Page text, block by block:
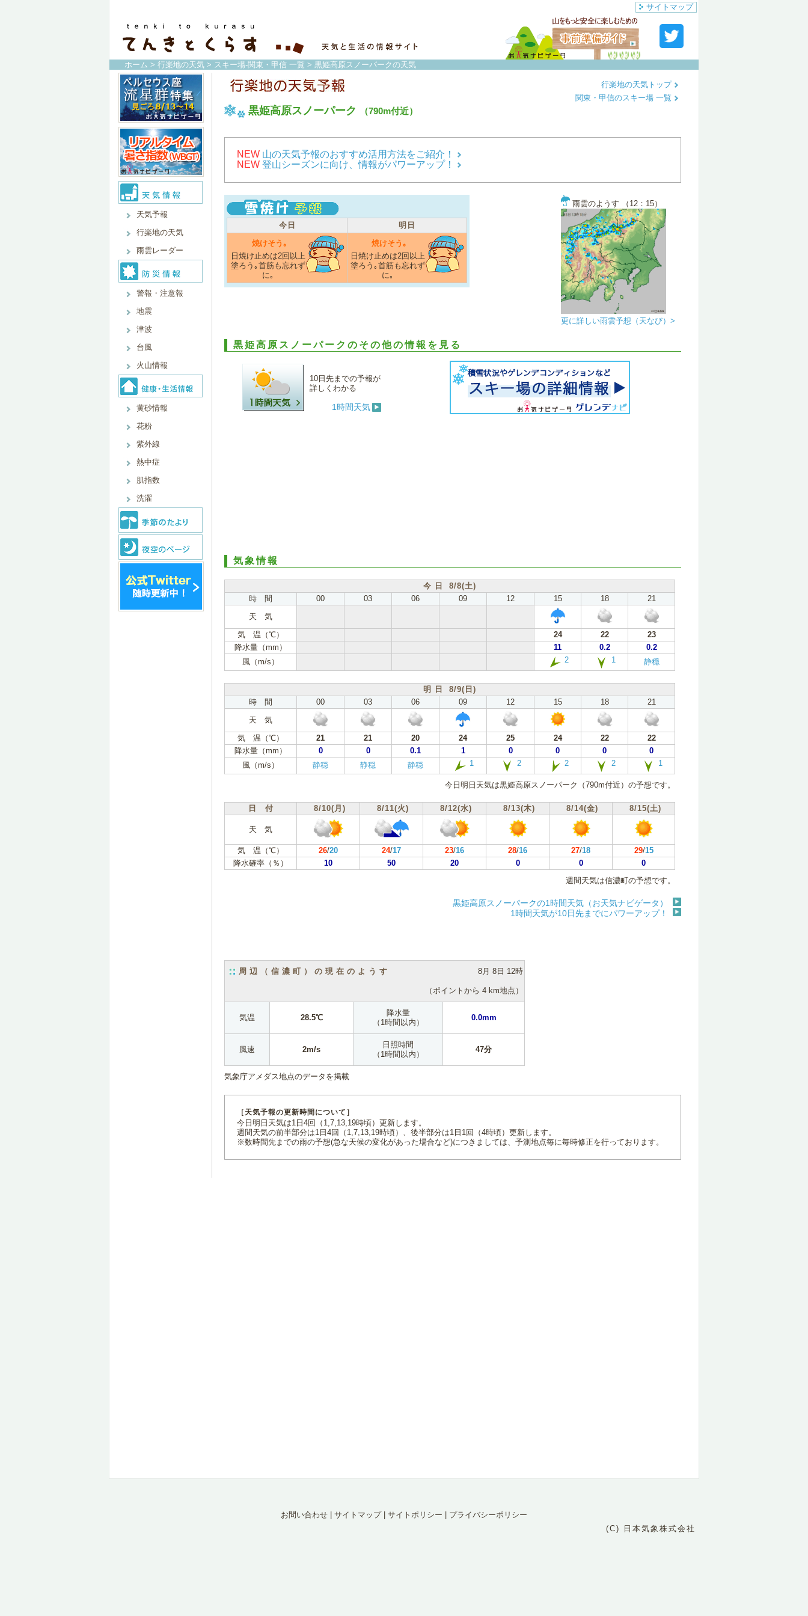
サイトマップ
ホーム > 行楽地の天気 > スキー場-関東・甲信 一覧 > 黒姫高原スノーパークの天気
天気予報
行楽地の天気
雨雲レーダー
警報・注意報
地震
津波
台風
火山情報
黄砂情報
花粉
紫外線
熱中症
肌指数
洗濯
黒姫高原スノーパーク （790m付近）
行楽地の天気トップ
関東・甲信のスキー場 一覧
NEW 山の天気予報のおすすめ活用方法をご紹介！
NEW 登山シーズンに向け、情報がパワーアップ！
今日
明日
焼けそう｡
日焼け止めは2回以上
塗ろう｡首筋も忘れず
に｡
焼けそう｡
日焼け止めは2回以上
塗ろう｡首筋も忘れず
に｡
雨雲のようす （12：15）
更に詳しい雨雲予想（天なび）>
黒姫高原スノーパークのその他の情報を見る
10日先までの予報が
詳しくわかる
1時間天気
気象情報
今 日 8/8(土)
時 間
00 03 06 09 12 15 18
21
天 気
気 温（℃）
24 22
23
降水量（mm）
11 0.2
0.2
風（m/s）
2 1 静穏
明 日 8/9(日)
時 間
00 03 06 09 12 15 18
21
天 気
気 温（℃）
21 21 20 24 25 24 22
22
降水量（mm）
0 0 0.1 1 0 0 0
0
風（m/s）
静穏 静穏 静穏 1 2 2 2 1
今日明日天気は黒姫高原スノーパーク（790m付近）の予想です。
日 付 8/10(月) 8/11(火) 8/12(水) 8/13(木) 8/14(金) 8/15(土)
天 気
気 温（℃） 26/20 24/17 23/16 28/16 27/18 29/15
降水確率（％）
10 50 20 0 0
0
週間天気は信濃町の予想です。
黒姫高原スノーパークの1時間天気（お天気ナビゲータ）
1時間天気が10日先までにパワーアップ！
周辺（信濃町）の現在のようす 8月 8日 12時
（ポイントから 4 km地点）
気温 28.5℃
降水量
（1時間以内）
0.0mm
風速 2m/s
日照時間
（1時間以内）
47分
気象庁アメダス地点のデータを掲載
［天気予報の更新時間について］
今日明日天気は1日4回（1,7,13,19時頃）更新します。
週間天気の前半部分は1日4回（1,7,13,19時頃）、後半部分は1日1回（4時頃）更新します。
※数時間先までの雨の予想(急な天候の変化があった場合など)につきましては、予測地点毎に毎時修正を行っております。
お問い合わせ サイトマップ| サイトポリシー
プライバシーポリシー
(C) 日本気象株式会社